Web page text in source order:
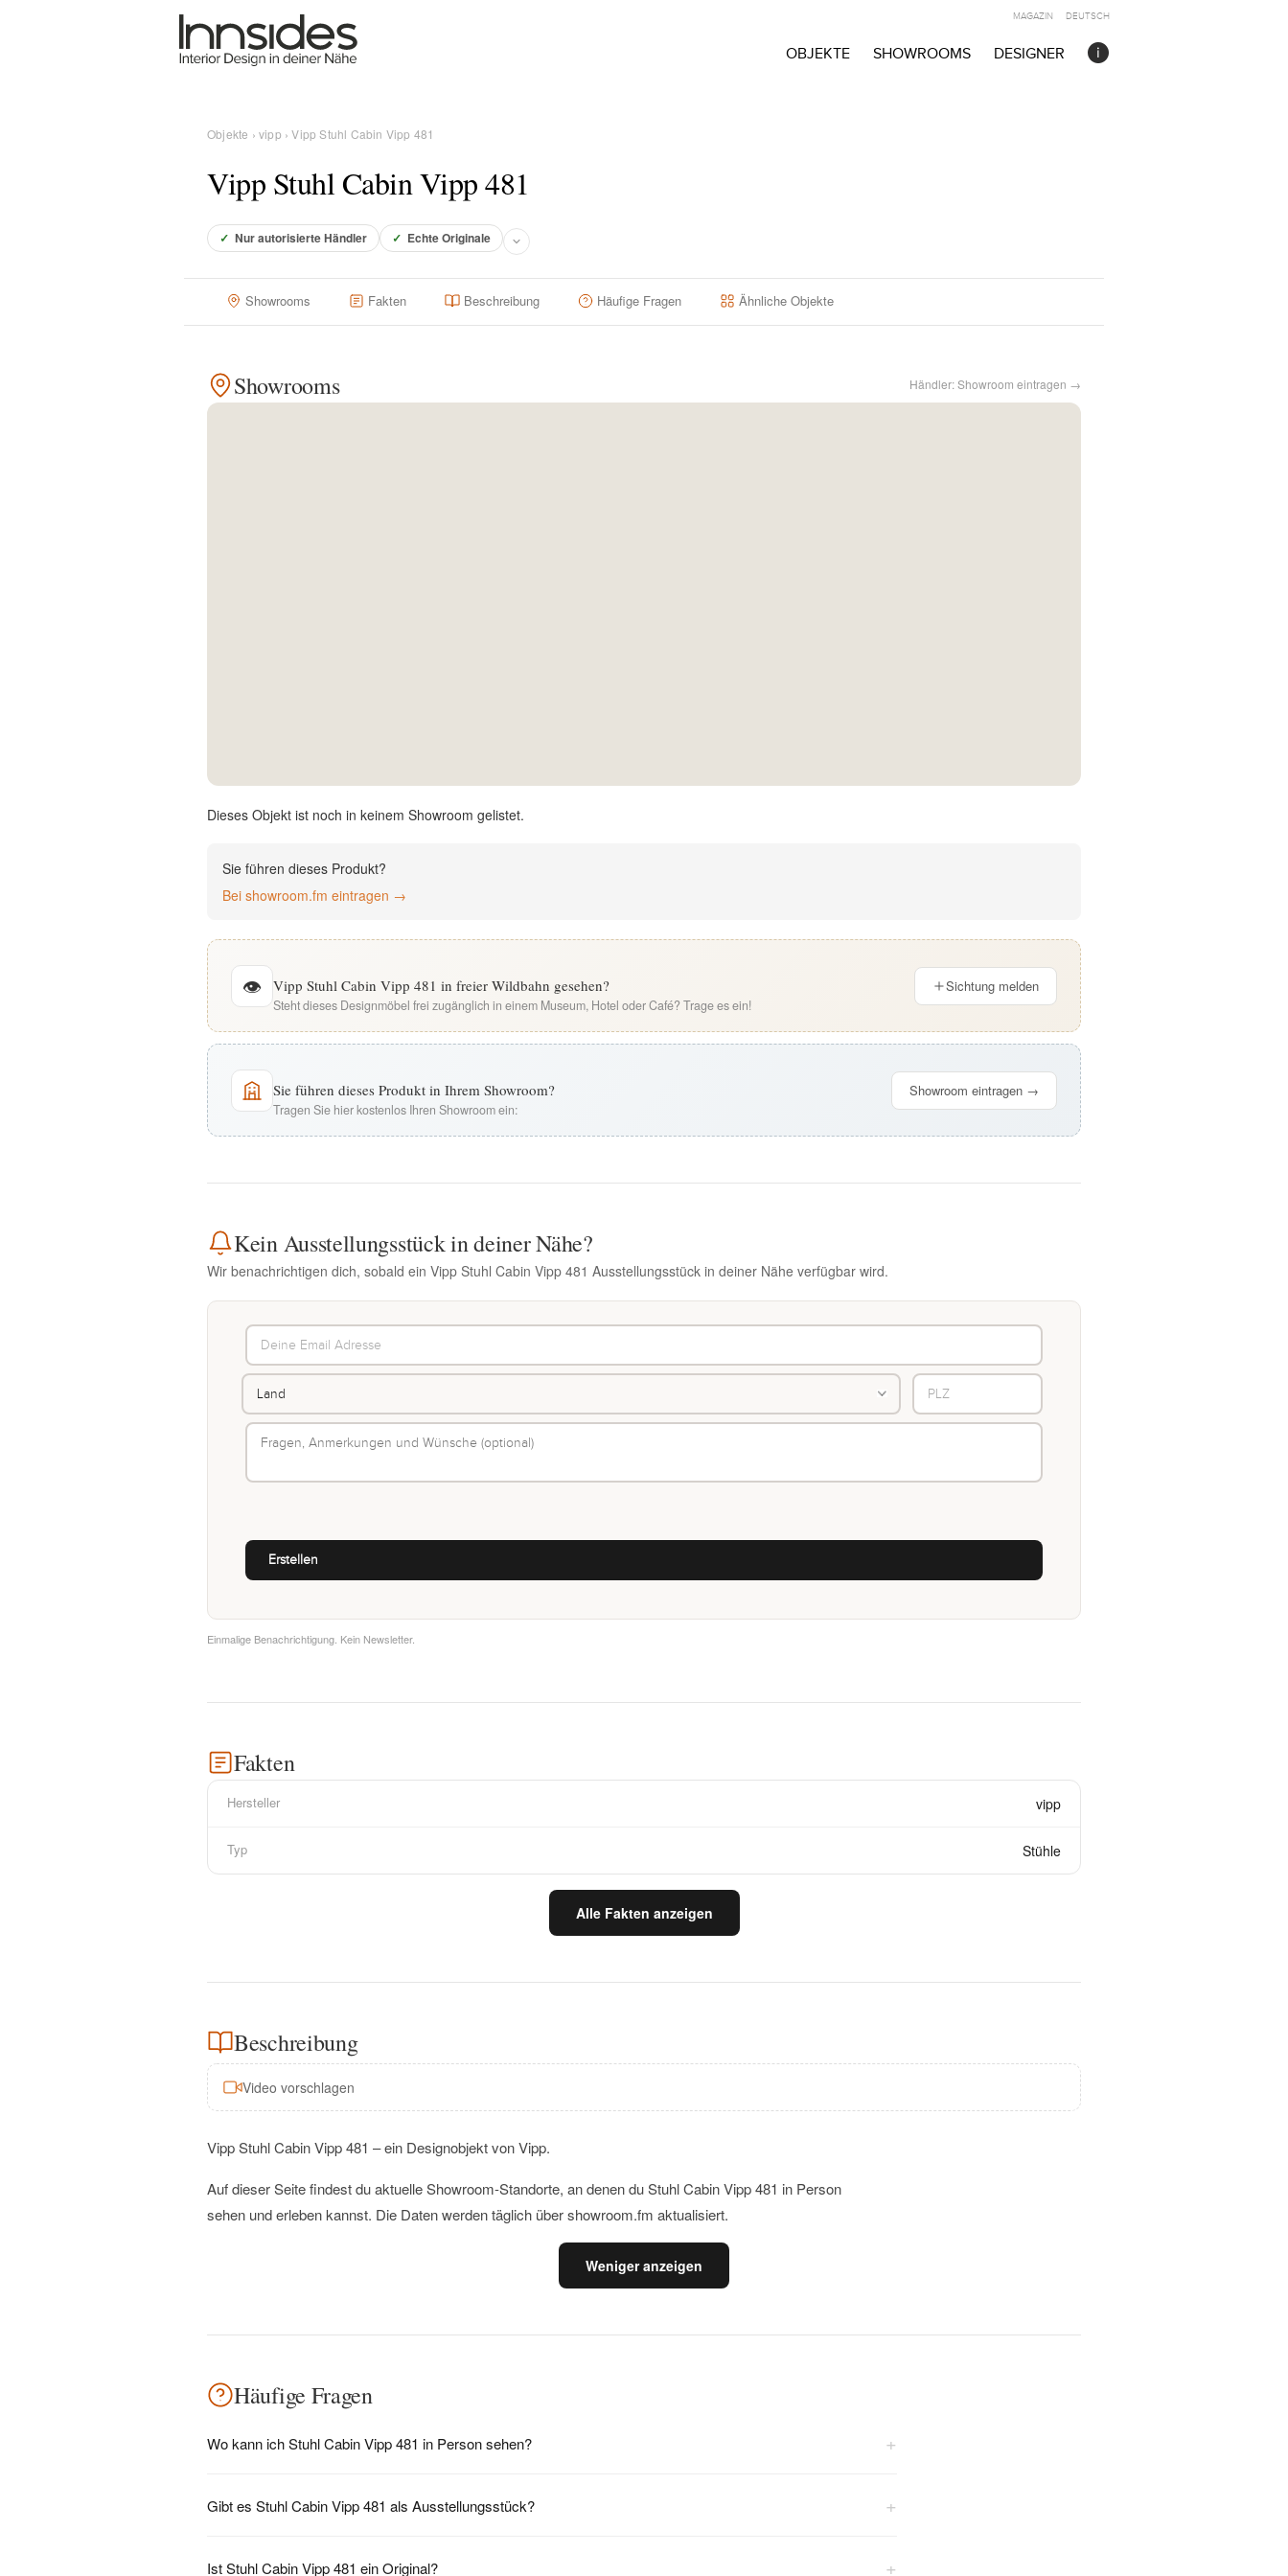
OBJEKTE SHOWROOMS DESIGNER
MAGAZIN DEUTSCH
Objekte ›vipp › Vipp Stuhl Cabin Vipp 481
Vipp Stuhl Cabin Vipp 481
✓ Nur autorisierte Händler ✓ Echte Originale
Showrooms Fakten Beschreibung Häufige Fragen Ähnliche Objekte
Showrooms Händler: Showroom eintragen →
Dieses Objekt ist noch in keinem Showroom gelistet.
Sie führen dieses Produkt?
Bei showroom.fm eintragen →
👁 Vipp Stuhl Cabin Vipp 481 in freier Wildbahn gesehen?
Steht dieses Designmöbel frei zugänglich in einem Museum, Hotel oder Café? Trage es ein!
Sichtung melden
Sie führen dieses Produkt in Ihrem Showroom?
Tragen Sie hier kostenlos Ihren Showroom ein:
Showroom eintragen →
Kein Ausstellungsstück in deiner Nähe?
Wir benachrichtigen dich, sobald ein Vipp Stuhl Cabin Vipp 481 Ausstellungsstück in deiner Nähe verfügbar wird.
Einmalige Benachrichtigung. Kein Newsletter.
Fakten
Hersteller vipp
Typ Stühle
Alle Fakten anzeigen
Beschreibung
Video vorschlagen
Vipp Stuhl Cabin Vipp 481 – ein Designobjekt von Vipp.
Auf dieser Seite findest du aktuelle Showroom-Standorte, an denen du Stuhl Cabin Vipp 481 in Person
sehen und erleben kannst. Die Daten werden täglich über showroom.fm aktualisiert.
Weniger anzeigen
Häufige Fragen
Wo kann ich Stuhl Cabin Vipp 481 in Person sehen? +
Gibt es Stuhl Cabin Vipp 481 als Ausstellungsstück? +
Ist Stuhl Cabin Vipp 481 ein Original? +